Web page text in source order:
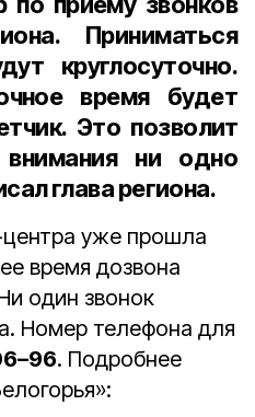
Приниматься
круглосуточно.
время будет
Это позволит
ни одно
глава региона.
уже прошла
время дозвона
один звонок
Номер телефона для
. Подробнее